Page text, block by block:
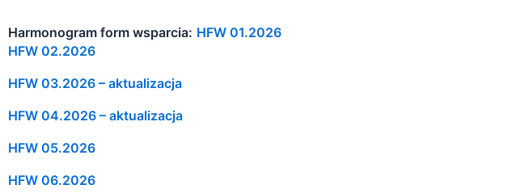
Harmonogram form wsparcia: HFW 01.2026
HFW 02.2026
HFW 03.2026 – aktualizacja
HFW 04.2026 – aktualizacja
HFW 05.2026
HFW 06.2026